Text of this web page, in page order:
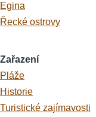
Egina
Řecké ostrovy
Zařazení
Pláže
Historie
Turistické zajímavosti